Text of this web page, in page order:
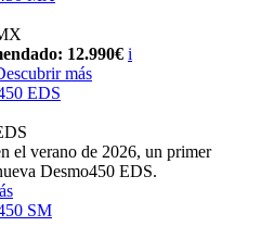
12.990€ i
más
EDS
el verano de 2026, un primer
Desmo450 EDS.
SM